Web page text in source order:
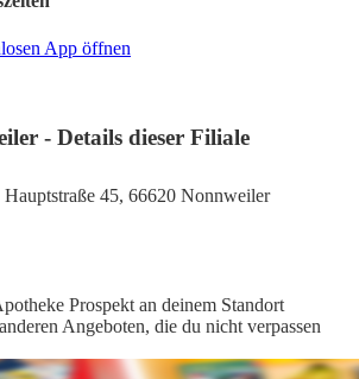
App öffnen
- Details dieser Filiale
45, 66620 Nonnweiler
Prospekt an deinem Standort
Angeboten, die du nicht verpassen